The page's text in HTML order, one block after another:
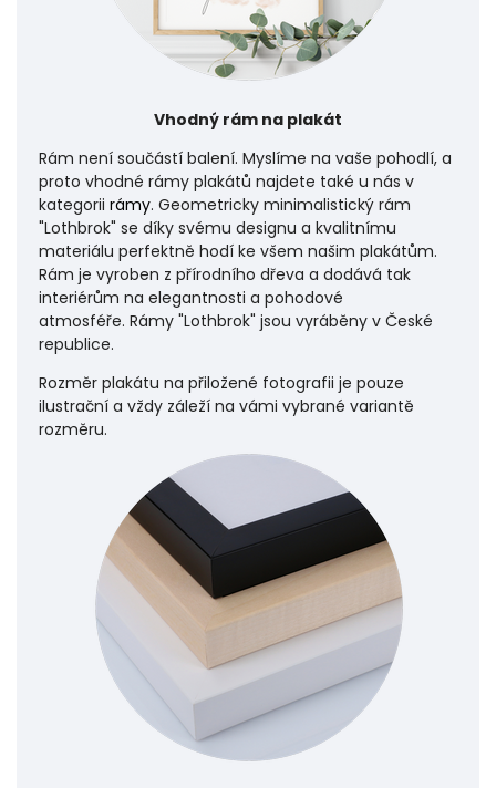
Vhodný rám na plakát
Rám není součástí balení. Myslíme na vaše pohodlí, a
proto vhodné rámy plakátů najdete také u nás v
kategorii rámy. Geometricky minimalistický rám
"Lothbrok" se díky svému designu a kvalitnímu
materiálu perfektně hodí ke všem našim plakátům.
Rám je vyroben z přírodního dřeva a dodává tak
interiérům na elegantnosti a pohodové
atmosféře. Rámy "Lothbrok" jsou vyráběny v České
republice.
Rozměr plakátu na přiložené fotografii je pouze
ilustrační a vždy záleží na vámi vybrané variantě
rozměru.